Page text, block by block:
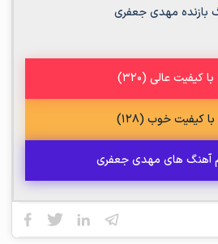
کیفیت عالی (320)
با کیفیت خوب (128)
آهنگ های مهدی جعفری